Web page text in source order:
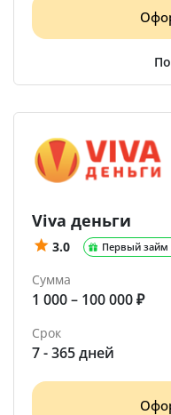
Viva деньги
3.0 Первый займ
Сумма
1 000 – 100 000 ₽
Срок
7 - 365 дней